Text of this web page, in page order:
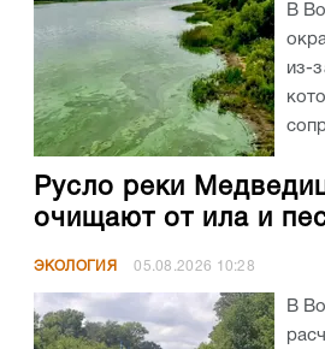
В
из-
Русло реки
очищают от ила и
ЭКОЛОГИЯ 05.08.2026 10:28
В